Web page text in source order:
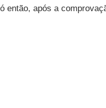
então, após a